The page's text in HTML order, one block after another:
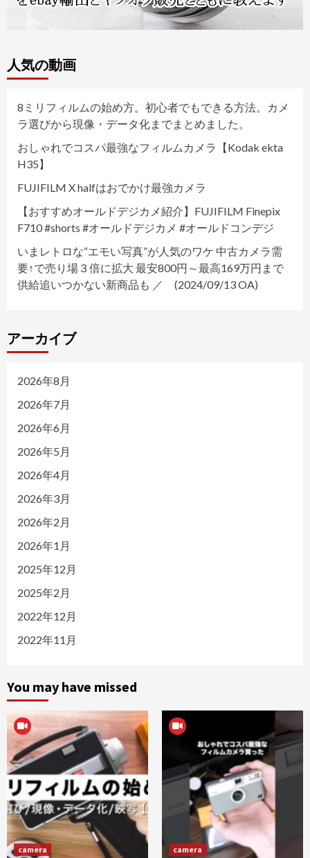
人気の動画
8ミリフィルムの始め方。初心者でもできる方法。カメ
ラ選びから現像・データ化までまとめました。
おしゃれでコスパ最強なフィルムカメラ【Kodak ekta
H35】
FUJIFILM X halfはおでかけ最強カメラ
【おすすめオールドデジカメ紹介】FUJIFILM Finepix
F710 #shorts #オールドデジカメ #オールドコンデジ
いまレトロな“エモい写真”が人気のワケ 中古カメラ需
要↑で売り場３倍に拡大 最安800円～最高169万円まで
供給追いつかない新商品も ／ (2024/09/13 OA)
アーカイブ
2026年8月
2026年7月
2026年6月
2026年5月
2026年4月
2026年3月
2026年2月
2026年1月
2025年12月
2025年2月
2022年12月
2022年11月
You may have missed
camera camera